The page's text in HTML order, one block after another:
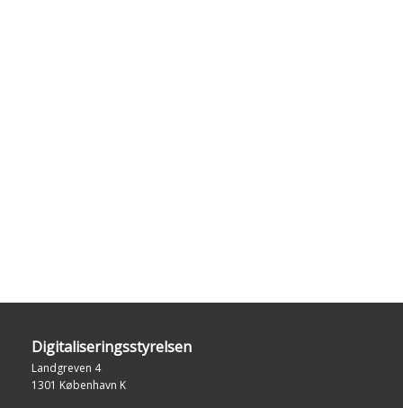
Digitaliseringsstyrelsen
Landgreven 4
1301 København K